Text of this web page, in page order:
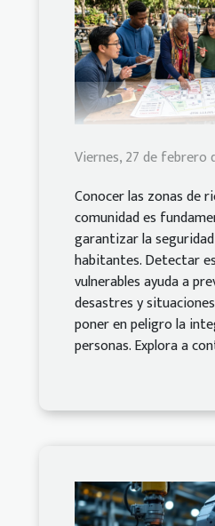
Viernes, 27 de febrero
Conocer las zonas de
comunidad es
garantizar la
habitantes. Detectar
vulnerables ayuda a
desastres y
poner en peligro la
personas. Explora a